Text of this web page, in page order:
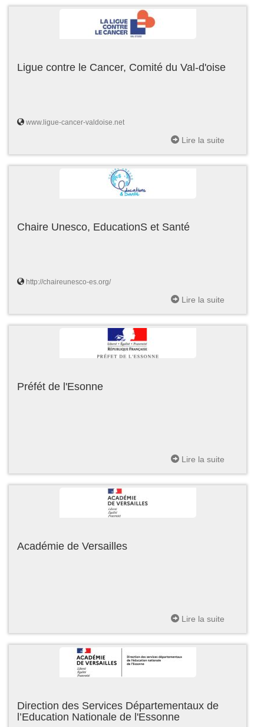
Ligue contre le Cancer, Comité du Val-d'oise
www.ligue-cancer-valdoise.net
Lire la suite
Chaire Unesco, EducationS et Santé
http://chaireunesco-es.org/
Lire la suite
Préfét de l'Esonne
Lire la suite
Académie de Versailles
Lire la suite
Direction des Services Départementaux de
l’Education Nationale de l'Essonne